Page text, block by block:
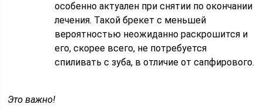
особенно актуален при снятии по окончании
лечения. Такой брекет с меньшей
вероятностью неожиданно раскрошится и
его, скорее всего, не потребуется
спиливать с зуба, в отличие от сапфирового.
Это важно!